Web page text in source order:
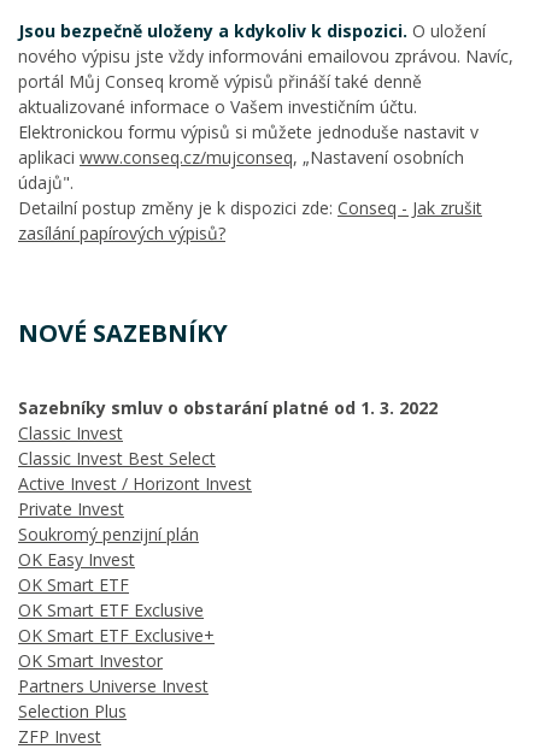
Jsou bezpečně uloženy a kdykoliv k dispozici. O uložení
nového výpisu jste vždy informováni emailovou zprávou. Navíc,
portál Můj Conseq kromě výpisů přináší také denně
aktualizované informace o Vašem investičním účtu.
Elektronickou formu výpisů si můžete jednoduše nastavit v
aplikaci www.conseq.cz/mujconseq, „Nastavení osobních
údajů".
Detailní postup změny je k dispozici zde: Conseq - Jak zrušit
zasílání papírových výpisů?
NOVÉ SAZEBNÍKY
Sazebníky smluv o obstarání platné od 1. 3. 2022
Classic Invest
Classic Invest Best Select
Active Invest / Horizont Invest
Private Invest
Soukromý penzijní plán
OK Easy Invest
OK Smart ETF
OK Smart ETF Exclusive
OK Smart ETF Exclusive+
OK Smart Investor
Partners Universe Invest
Selection Plus
ZFP Invest